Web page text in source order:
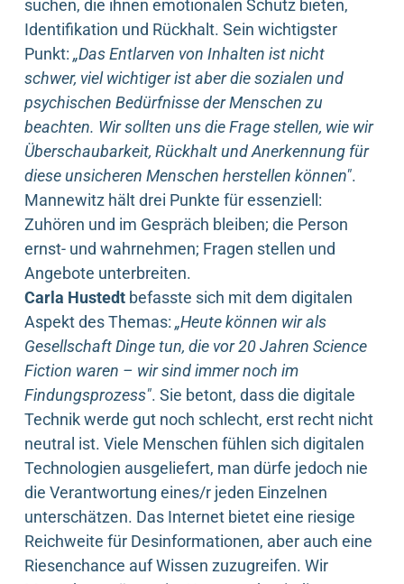
suchen, die ihnen emotionalen Schutz bieten,
Identifikation und Rückhalt. Sein wichtigster
Punkt: „Das Entlarven von Inhalten ist nicht
schwer, viel wichtiger ist aber die sozialen und
psychischen Bedürfnisse der Menschen zu
beachten. Wir sollten uns die Frage stellen, wie wir
Überschaubarkeit, Rückhalt und Anerkennung für
diese unsicheren Menschen herstellen können".
Mannewitz hält drei Punkte für essenziell:
Zuhören und im Gespräch bleiben; die Person
ernst- und wahrnehmen; Fragen stellen und
Angebote unterbreiten.
Carla Hustedt befasste sich mit dem digitalen
Aspekt des Themas: „Heute können wir als
Gesellschaft Dinge tun, die vor 20 Jahren Science
Fiction waren – wir sind immer noch im
Findungsprozess". Sie betont, dass die digitale
Technik werde gut noch schlecht, erst recht nicht
neutral ist. Viele Menschen fühlen sich digitalen
Technologien ausgeliefert, man dürfe jedoch nie
die Verantwortung eines/r jeden Einzelnen
unterschätzen. Das Internet bietet eine riesige
Reichweite für Desinformationen, aber auch eine
Riesenchance auf Wissen zuzugreifen. Wir